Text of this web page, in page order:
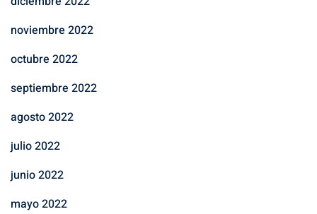
noviembre 2022
octubre 2022
septiembre 2022
agosto 2022
julio 2022
junio 2022
mayo 2022